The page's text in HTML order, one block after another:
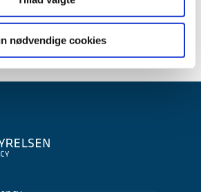
nødvendige cookies